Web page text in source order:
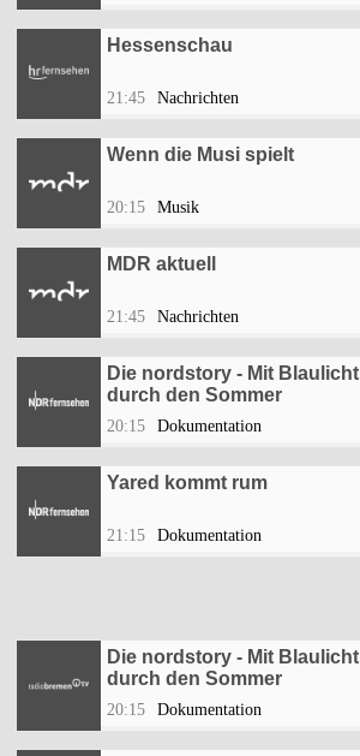
Hessenschau
21:45 Nachrichten
Wenn die Musi spielt
20:15 Musik
MDR aktuell
21:45 Nachrichten
Die nordstory - Mit Blaulicht
durch den Sommer
20:15 Dokumentation
Yared kommt rum
21:15 Dokumentation
Die nordstory - Mit Blaulicht
durch den Sommer
20:15 Dokumentation